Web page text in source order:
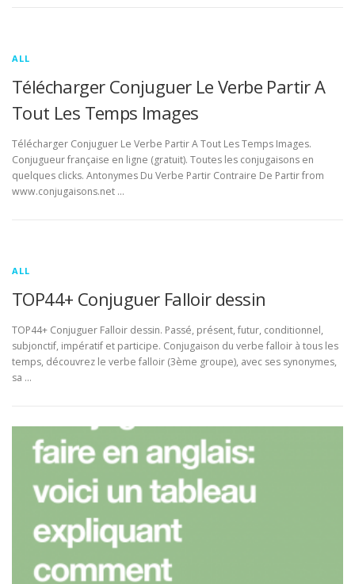
ALL
Télécharger Conjuguer Le Verbe Partir A
Tout Les Temps Images
Télécharger Conjuguer Le Verbe Partir A Tout Les Temps Images.
Conjugueur française en ligne (gratuit). Toutes les conjugaisons en
quelques clicks. Antonymes Du Verbe Partir Contraire De Partir from
www.conjugaisons.net …
ALL
TOP44+ Conjuguer Falloir dessin
TOP44+ Conjuguer Falloir dessin. Passé, présent, futur, conditionnel,
subjonctif, impératif et participe. Conjugaison du verbe falloir à tous les
temps, découvrez le verbe falloir (3ème groupe), avec ses synonymes,
sa …